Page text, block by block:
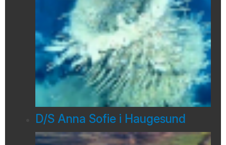
D/S Anna Sofie i Haugesund